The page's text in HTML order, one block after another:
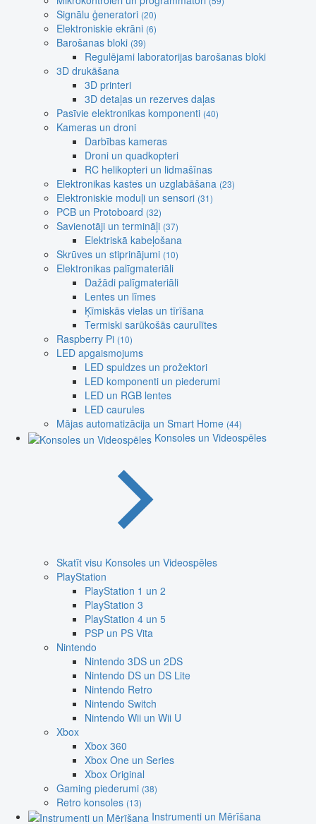
Signālu ģeneratori (20)
Elektroniskie ekrāni (6)
Barošanas bloki (39)
Regulējami laboratorijas barošanas bloki
3D drukāšana
3D printeri
3D detaļas un rezerves daļas
Pasīvie elektronikas komponenti (40)
Kameras un droni
Darbības kameras
Droni un quadkopteri
RC helikopteri un lidmašīnas
Elektronikas kastes un uzglabāšana (23)
Elektroniskie moduļi un sensori (31)
PCB un Protoboard (32)
Savienotāji un termināļi (37)
Elektriskā kabeļošana
Skrūves un stiprinājumi (10)
Elektronikas palīgmateriāli
Dažādi palīgmateriāli
Lentes un līmes
Ķīmiskās vielas un tīrīšana
Termiski sarūkošās caurulītes
Raspberry Pi (10)
LED apgaismojums
LED spuldzes un prožektori
LED komponenti un piederumi
LED un RGB lentes
LED caurules
Mājas automatizācija un Smart Home (44)
Konsoles un Videospēles
Skatīt visu Konsoles un Videospēles
PlayStation
PlayStation 1 un 2
PlayStation 3
PlayStation 4 un 5
PSP un PS Vita
Nintendo
Nintendo 3DS un 2DS
Nintendo DS un DS Lite
Nintendo Retro
Nintendo Switch
Nintendo Wii un Wii U
Xbox
Xbox 360
Xbox One un Series
Xbox Original
Gaming piederumi (38)
Retro konsoles (13)
Instrumenti un Mērīšana